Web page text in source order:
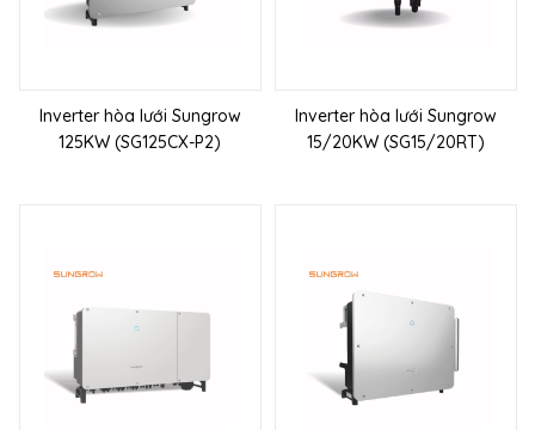
Inverter hòa lưới Sungrow
125KW (SG125CX-P2)
Inverter hòa lưới Sungrow
15/20KW (SG15/20RT)